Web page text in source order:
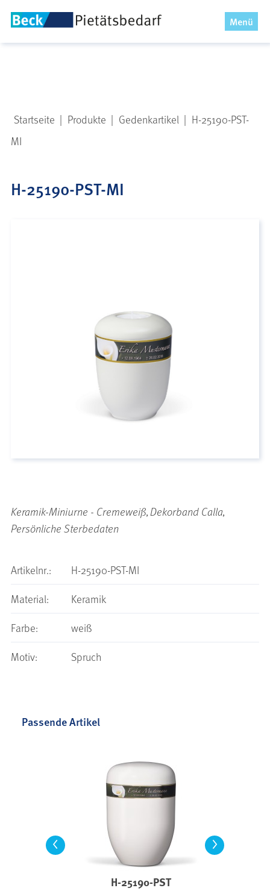
Menü
x
Startseite | Produkte | Gedenkartikel | H-25190-PST-
MI
H-25190-PST-MI
Keramik-Miniurne - Cremeweiß, Dekorband Calla,
Persönliche Sterbedaten
Artikelnr.:
H-25190-PST-MI
Material:
Keramik
Farbe:
weiß
Motiv:
Spruch
Passende Artikel
<
H-25190-PST
>